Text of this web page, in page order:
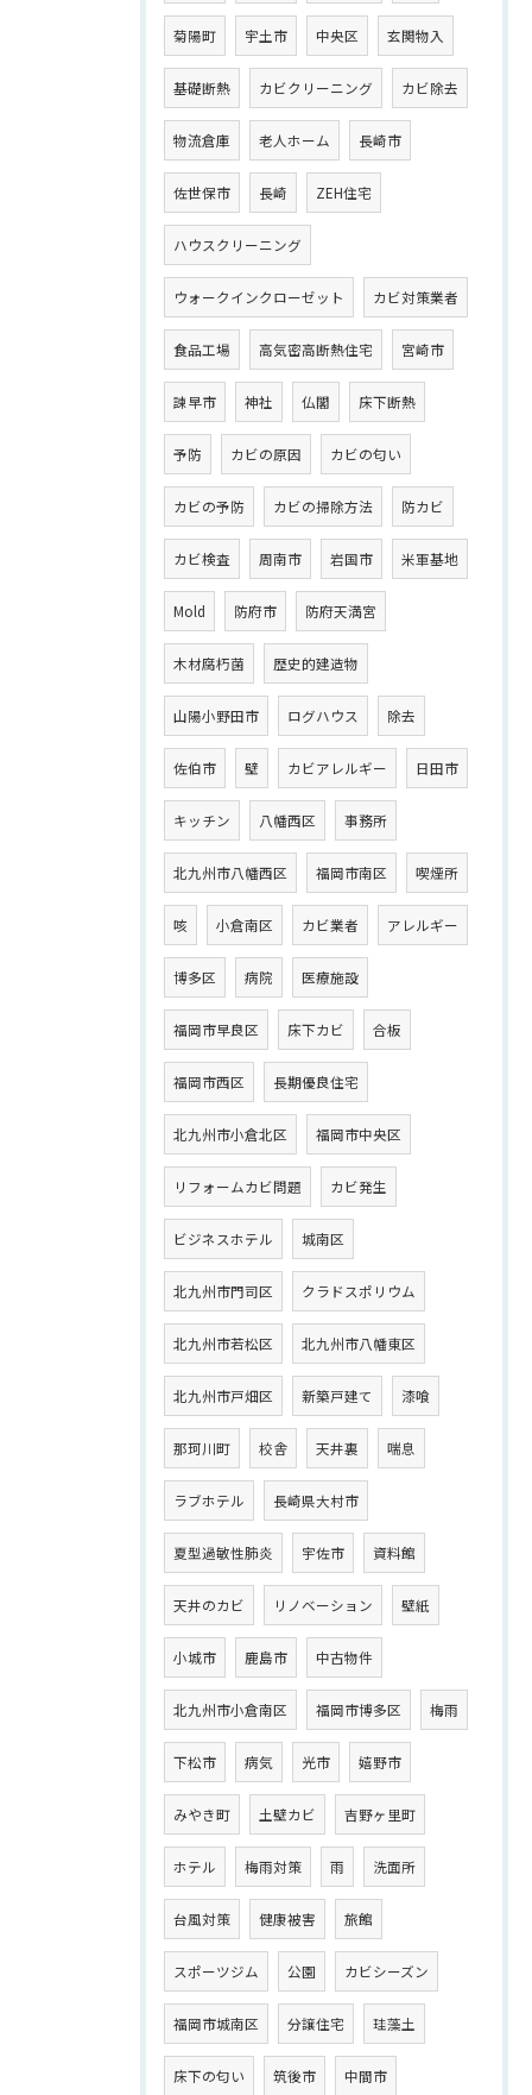
菊陽町 宇土市 中央区 玄関物入
基礎断熱 カビクリーニング カビ除去
物流倉庫 老人ホーム 長崎市
佐世保市 長崎 ZEH住宅
ハウスクリーニング
ウォークインクローゼット カビ対策業者
食品工場 高気密高断熱住宅 宮崎市
諫早市 神社 仏閣 床下断熱
予防 カビの原因 カビの匂い
カビの予防 カビの掃除方法 防カビ
カビ検査 周南市 岩国市 米軍基地
Mold 防府市 防府天満宮
木材腐朽菌 歴史的建造物
山陽小野田市 ログハウス 除去
佐伯市 壁 カビアレルギー 日田市
キッチン 八幡西区 事務所
北九州市八幡西区 福岡市南区 喫煙所
咳 小倉南区 カビ業者 アレルギー
博多区 病院 医療施設
福岡市早良区 床下カビ 合板
福岡市西区 長期優良住宅
北九州市小倉北区 福岡市中央区
リフォームカビ問題 カビ発生
ビジネスホテル 城南区
北九州市門司区 クラドスポリウム
北九州市若松区 北九州市八幡東区
北九州市戸畑区 新築戸建て 漆喰
那珂川町 校舎 天井裏 喘息
ラブホテル 長崎県大村市
夏型過敏性肺炎 宇佐市 資料館
天井のカビ リノベーション 壁紙
小城市 鹿島市 中古物件
北九州市小倉南区 福岡市博多区 梅雨
下松市 病気 光市 嬉野市
みやき町 土壁カビ 吉野ヶ里町
ホテル 梅雨対策 雨 洗面所
台風対策 健康被害 旅館
スポーツジム 公園 カビシーズン
福岡市城南区 分譲住宅 珪藻土
床下の匂い 筑後市 中間市